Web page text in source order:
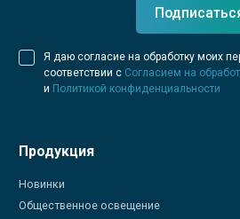
Я даю согласие на обработку моих
соответствии с Согласием на
и Политикой конфиденциальности
Продукция
Новинки
Общественное освещение